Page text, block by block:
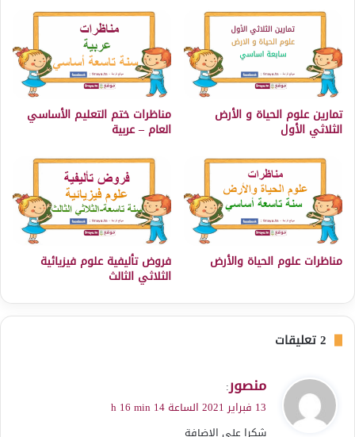
تمارين علوم الحياة و الأرض
الثلاثي الأول
مناظرات ختم التعليم الأساسي
العام – عربية
مناظرات علوم الحياة والأرض فروض تأليفية علوم فيزيائية
الثلاثي الثالث
‫2 تعليقات
ي
ق
منصور:
13 فبراير 2021 الساعة 14 h 16 min
شكرا على الإضافة